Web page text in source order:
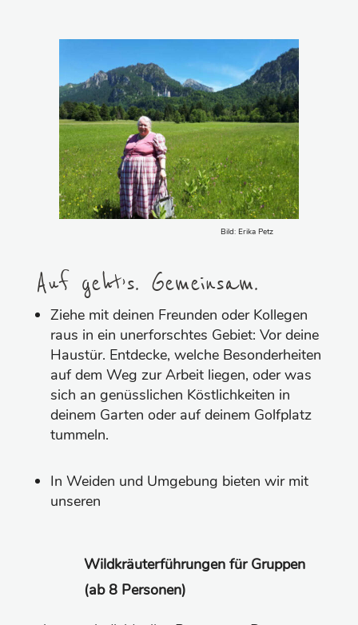
Bild: Erika Petz
Auf geht’s. Gemeinsam.
Ziehe mit deinen Freunden oder Kollegen
raus in ein unerforschtes Gebiet: Vor deine
Haustür. Entdecke, welche Besonderheiten
auf dem Weg zur Arbeit liegen, oder was
sich an genüsslichen Köstlichkeiten in
deinem Garten oder auf deinem Golfplatz
tummeln.
In Weiden und Umgebung bieten wir mit
unseren
Wildkräuterführungen für Gruppen
(ab 8 Personen)